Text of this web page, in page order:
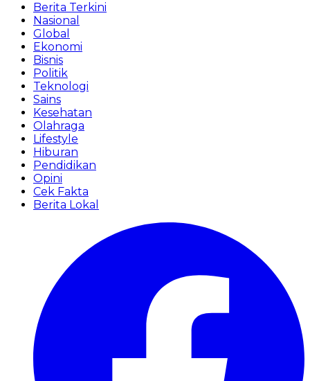
Berita Terkini
Nasional
Global
Ekonomi
Bisnis
Politik
Teknologi
Sains
Kesehatan
Olahraga
Lifestyle
Hiburan
Pendidikan
Opini
Cek Fakta
Berita Lokal